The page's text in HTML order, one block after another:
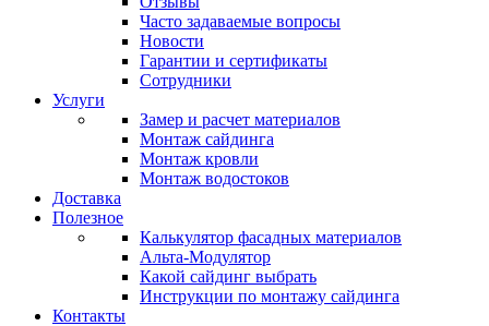
Часто задаваемые вопросы
Новости
Гарантии и сертификаты
Сотрудники
Услуги
Замер и расчет материалов
Монтаж сайдинга
Монтаж кровли
Монтаж водостоков
Доставка
Полезное
Калькулятор фасадных материалов
Альта-Модулятор
Какой сайдинг выбрать
Инструкции по монтажу сайдинга
Контакты